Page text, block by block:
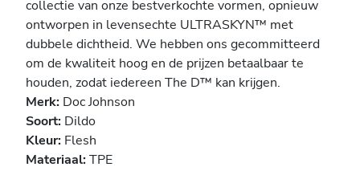
collectie van onze bestverkochte vormen, opnieuw
ontworpen in levensechte ULTRASKYN™ met
dubbele dichtheid. We hebben ons gecommitteerd
om de kwaliteit hoog en de prijzen betaalbaar te
houden, zodat iedereen The D™ kan krijgen.
Merk: Doc Johnson
Soort: Dildo
Kleur: Flesh
Materiaal:TPE